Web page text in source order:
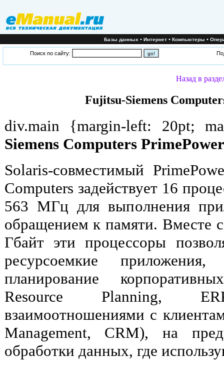
Базы данных•Интернет•Компьютеры•
Поиск по сайту:
Назад в
Fujitsu-Siemens
div.main {margin-left: 20pt;
Siemens Computers
Solaris-совместимый
Computers задействует 16
563 МГц для выполнения
обращением к памяти. Вместе
Гбайт эти процессоры
ресурсоемкие
планирование
Resource Planning,
взаимоотношениями с
Management, CRM), на
обработки данных, где